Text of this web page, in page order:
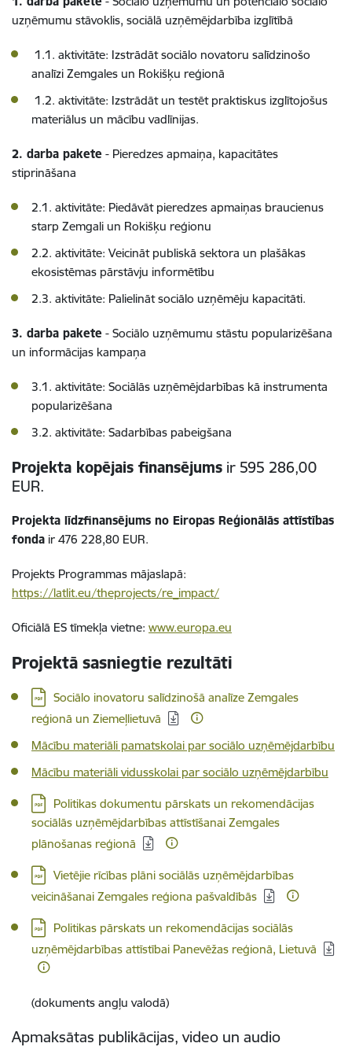
uzņēmumu stāvoklis, sociālā uzņēmējdarbība izglītībā
1.1. aktivitāte: Izstrādāt sociālo novatoru salīdzinošo
analīzi Zemgales un Rokišķu reģionā
1.2. aktivitāte: Izstrādāt un testēt praktiskus izglītojošus
materiālus un mācību vadlīnijas.
2. darba pakete - Pieredzes apmaiņa, kapacitātes
stiprināšana
2.1. aktivitāte: Piedāvāt pieredzes apmaiņas braucienus
starp Zemgali un Rokišķu reģionu
2.2. aktivitāte: Veicināt publiskā sektora un plašākas
ekosistēmas pārstāvju informētību
2.3. aktivitāte: Palielināt sociālo uzņēmēju kapacitāti.
3. darba pakete - Sociālo uzņēmumu stāstu popularizēšana
un informācijas kampaņa
3.1. aktivitāte: Sociālās uzņēmējdarbības kā instrumenta
popularizēšana
3.2. aktivitāte: Sadarbības pabeigšana
Projekta kopējais finansējums ir 595 286,00
EUR.
Projekta līdzfinansējums no Eiropas Reģionālās attīstības
fonda ir 476 228,80 EUR.
Projekts Programmas mājaslapā:
https://latlit.eu/theprojects/re_impact/
Oficiālā ES tīmekļa vietne: www.europa.eu
Projektā sasniegtie rezultāti
Lejupielādēt:
Sociālo inovatoru salīdzinošā analīze Zemgales
reģionā un Ziemeļlietuvā
Mācību materiāli pamatskolai par sociālo uzņēmējdarbību
Mācību materiāli vidusskolai par sociālo uzņēmējdarbību
Lejupielādēt:
Politikas dokumentu pārskats un rekomendācijas
sociālās uzņēmējdarbības attīstīšanai Zemgales
plānošanas reģionā
Lejupielādēt:
Vietējie rīcības plāni sociālās uzņēmējdarbības
veicināšanai Zemgales reģiona pašvaldībās
Lejupielādēt:
Politikas pārskats un rekomendācijas sociālās
uzņēmējdarbības attīstībai Panevēžas reģionā, Lietuvā
(dokuments angļu valodā)
Apmaksātas publikācijas, video un audio